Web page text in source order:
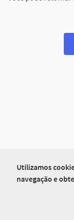
Utilizamos
navegação e